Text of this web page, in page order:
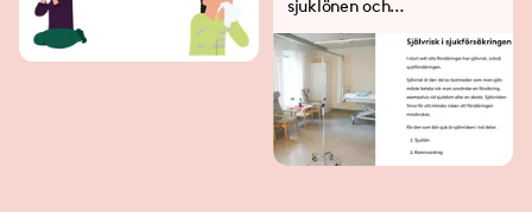
sjuklönen och
karensavdraget drabbar dig.